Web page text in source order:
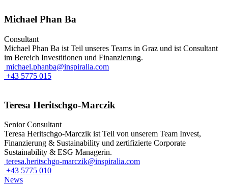
Michael Phan Ba
Consultant
Michael Phan Ba ist Teil unseres Teams in Graz und ist Consultant
im Bereich Investitionen und Finanzierung.
michael.phanba@inspiralia.com
+43 5775 015
Teresa Heritschgo-Marczik
Senior Consultant
Teresa Heritschgo-Marczik ist Teil von unserem Team Invest,
Finanzierung & Sustainability und zertifizierte Corporate
Sustainability & ESG Managerin.
teresa.heritschgo-marczik@inspiralia.com
+43 5775 010
News